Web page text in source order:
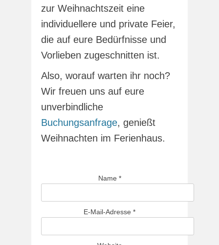
zur Weihnachtszeit eine
individuellere und private Feier,
die auf eure Bedürfnisse und
Vorlieben zugeschnitten ist.
Also, worauf warten ihr noch?
Wir freuen uns auf eure
unverbindliche
Buchungsanfrage, genießt
Weihnachten im Ferienhaus.
Name *
E-Mail-Adresse *